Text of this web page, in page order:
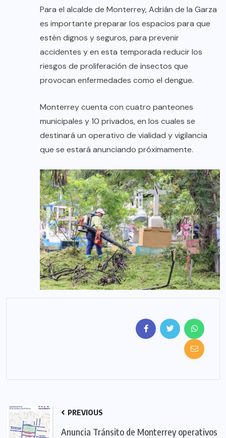
Para el alcalde de Monterrey, Adrián de la Garza
es importante preparar los espacios para que
estén dignos y seguros, para prevenir
accidentes y en esta temporada reducir los
riesgos de proliferación de insectos que
provocan enfermedades como el dengue.
Monterrey cuenta con cuatro panteones
municipales y 10 privados, en los cuales se
destinará un operativo de vialidad y vigilancia
que se estará anunciando próximamente.
PREVIOUS
Anuncia Tránsito de Monterrey operativos